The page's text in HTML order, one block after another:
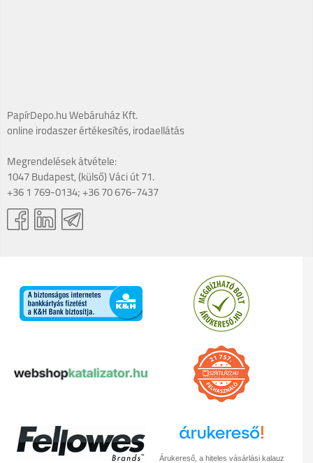
PapírDepo.hu Webáruház Kft.
online irodaszer értékesítés, irodaellátás
Megrendelések átvétele:
1047 Budapest, (külső) Váci út 71.
+36 1 769-0134; +36 70 676-7437
Árukereső, a hiteles vásárlási kalauz